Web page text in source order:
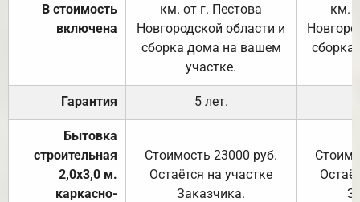
В стоимость
включена
км. от г. Пестова
Новгородской области и
сборка дома на вашем
участке.
км.
Гарантия 5 лет.
Бытовка
строительная
2,0х3,0 м.
каркасно-
Стоимость 23000 руб.
Остаётся на участке
Заказчика.